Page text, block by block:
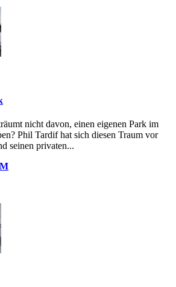
nicht davon, einen eigenen Park im
Phil Tardif hat sich diesen Traum vor
seinen privaten...